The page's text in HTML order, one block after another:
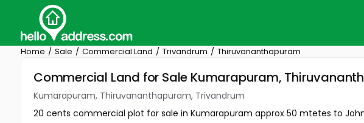
Home Sale Commercial Land Trivandrum Thiruvananthapuram
Commercial Land for Sale Kumarapuram,
Kumarapuram, Thiruvananthapuram, Trivandrum
20 cents commercial plot for sale in Kumarapuram approx 50 mtetes to